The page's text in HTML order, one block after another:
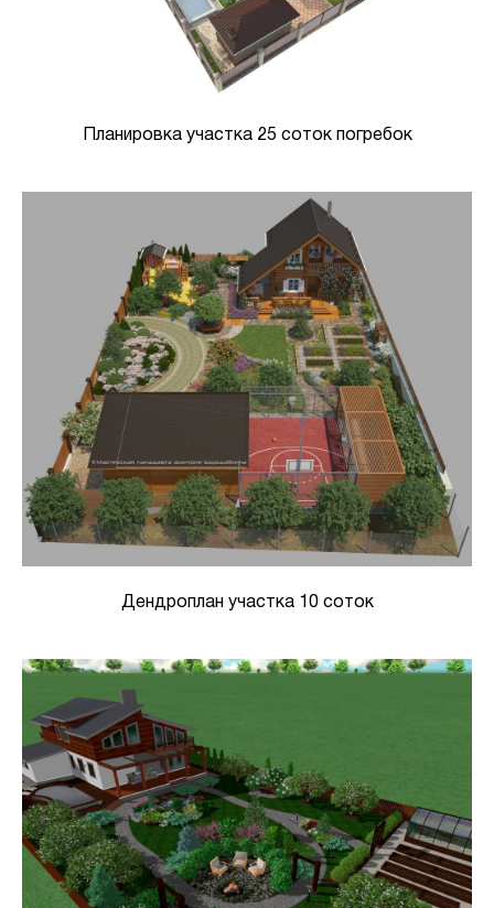
Планировка участка 25 соток погребок
Дендроплан участка 10 соток